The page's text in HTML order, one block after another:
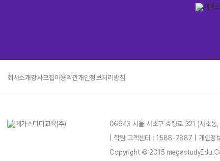
회사소개강사모집이용약관개인정보처리방침
06643 서울 서초구 효령로 321 (서초
| 학원 고객센터 : 1588-7887 | 개인
Copyright © 2015